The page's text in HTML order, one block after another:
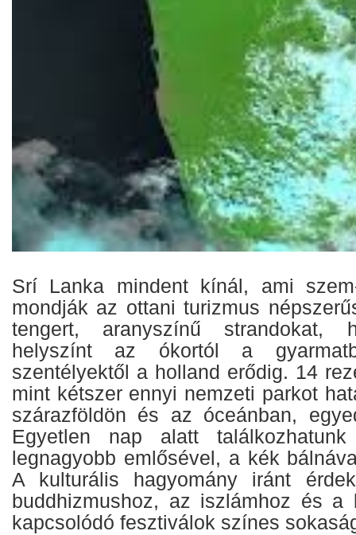
Srí Lanka mindent kínál, ami
mondják az ottani turizmus
tengert, aranyszínű strandokat,
helyszínt az ókortól a
szentélyektől a holland erődig. 14
mint kétszer ennyi nemzeti parkot
szárazföldön és az óceánban,
Egyetlen nap alatt
legnagyobb emlősével, a kék
A kulturális hagyomány iránt
buddhizmushoz, az iszlámhoz és a
kapcsolódó fesztiválok színes